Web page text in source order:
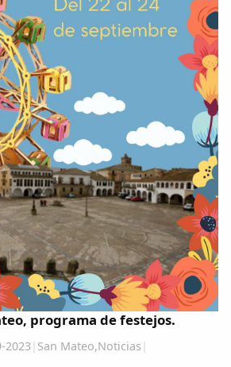
programa de festejos.
2023| San Mateo,Noticias |